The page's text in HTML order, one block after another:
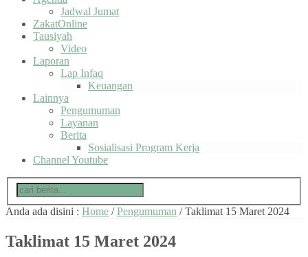
Jadwal Jumat
ZakatOnline
Tausiyah
Video
Laporan
Lap Infaq
Keuangan
Lainnya
Pengumuman
Layanan
Berita
Sosialisasi Program Kerja
Channel Youtube
Anda ada disini : Home /Pengumuman /Taklimat 15 Maret 2024
Taklimat 15 Maret 2024